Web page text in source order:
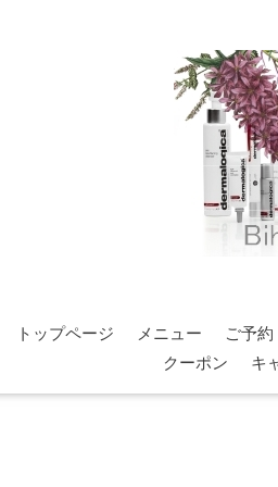
トップページ メニュー
ご予約
クーポン
キ